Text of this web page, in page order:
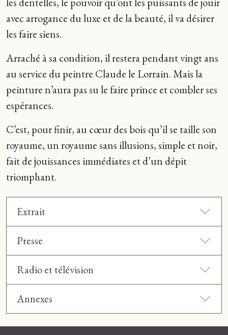
avec arrogance du luxe et de la beauté, il va désirer
les faire siens.
Arraché à sa condition, il restera pendant vingt ans
au service du peintre Claude le Lorrain. Mais la
peinture n’aura pas su le faire prince et combler ses
espérances.
C’est, pour finir, au cœur des bois qu’il se taille son
royaume, un royaume sans illusions, simple et noir,
fait de jouissances immédiates et d’un dépit
triomphant.
Extrait
Presse
Radio et télévision
Annexes